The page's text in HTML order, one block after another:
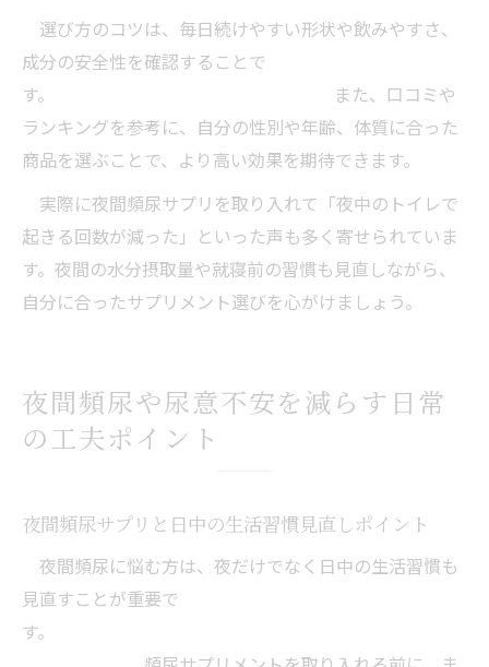
選び方のコツは、毎日続けやすい形状や飲みやすさ、
成分の安全性を確認することで
す。 また、口コミや
ランキングを参考に、自分の性別や年齢、体質に合った
商品を選ぶことで、より高い効果を期待できます。
実際に夜間頻尿サプリを取り入れて「夜中のトイレで
起きる回数が減った」といった声も多く寄せられていま
す。夜間の水分摂取量や就寝前の習慣も見直しながら、
自分に合ったサプリメント選びを心がけましょう。
夜間頻尿や尿意不安を減らす日常
の工夫ポイント
夜間頻尿サプリと日中の生活習慣見直しポイント
夜間頻尿に悩む方は、夜だけでなく日中の生活習慣も
見直すことが重要で
す。